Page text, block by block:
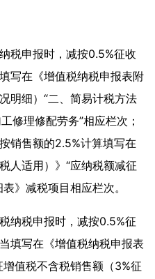
税申报时，减按0.5%征收
写在《增值税纳税申报表附
明细）“二、简易计税方法
修理修配劳务”相应栏次；
销售额的2.5%计算填写在
人适用）》“应纳税额减征
》减税项目相应栏次。
纳税申报时，减按0.5%征
填写在《增值税纳税申报表
增值税不含税销售额（3%征